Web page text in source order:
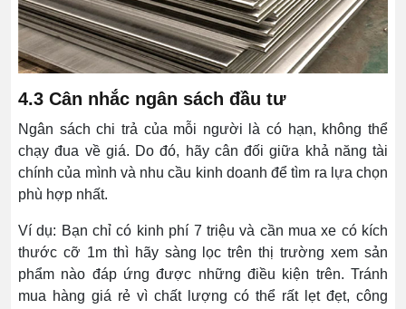
4.3 Cân nhắc ngân sách đầu tư
Ngân sách chi trả của mỗi người là có hạn, không thể
chạy đua về giá. Do đó, hãy cân đối giữa khả năng tài
chính của mình và nhu cầu kinh doanh để tìm ra lựa chọn
phù hợp nhất.
Ví dụ: Bạn chỉ có kinh phí 7 triệu và cần mua xe có kích
thước cỡ 1m thì hãy sàng lọc trên thị trường xem sản
phẩm nào đáp ứng được những điều kiện trên. Tránh
mua hàng giá rẻ vì chất lượng có thể rất lẹt đẹt, công